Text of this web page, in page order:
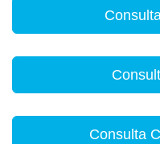
Consulta